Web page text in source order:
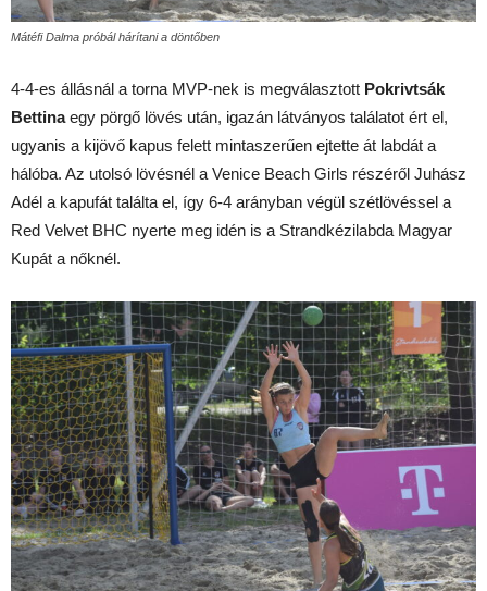
Mátéfi Dalma próbál hárítani a döntőben
4-4-es állásnál a torna MVP-nek is megválasztott Pokrivtsák
Bettinaegy pörgő lövés után, igazán látványos találatot ért el,
ugyanis a kijövő kapus felett mintaszerűen ejtette át labdát a
hálóba. Az utolsó lövésnél a Venice Beach Girls részéről Juhász
Adél a kapufát találta el, így 6-4 arányban végül szétlövéssel a
Red Velvet BHC nyerte meg idén is a Strandkézilabda Magyar
Kupát a nőknél.